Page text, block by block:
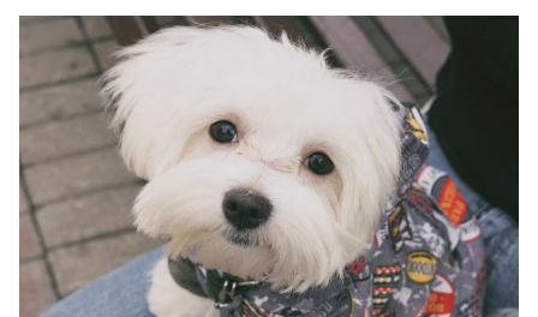
psiak nie zamierzał pozwolić, żeby je pan
pojechał gdziekolwiek sam. Paramedycy
uszanowali wytrwałego pieska, takiej podróży
jeszcze chyba żaden nie miał! Większość z nas
traktuje swoich pupili na takich samych
zasadach, co członków rodziny. Zdarza nam się
jednak zapomnieć, że zwierzęta bardzo często
podobnie myślą o nas. Ten pies zdecydowanie
uważa, że jego właściciel to członek stada, który
nie powinien się od niego zbytnio oddalać. Tym
razem pracownicy szpitala uszanowali to
przekonanie!